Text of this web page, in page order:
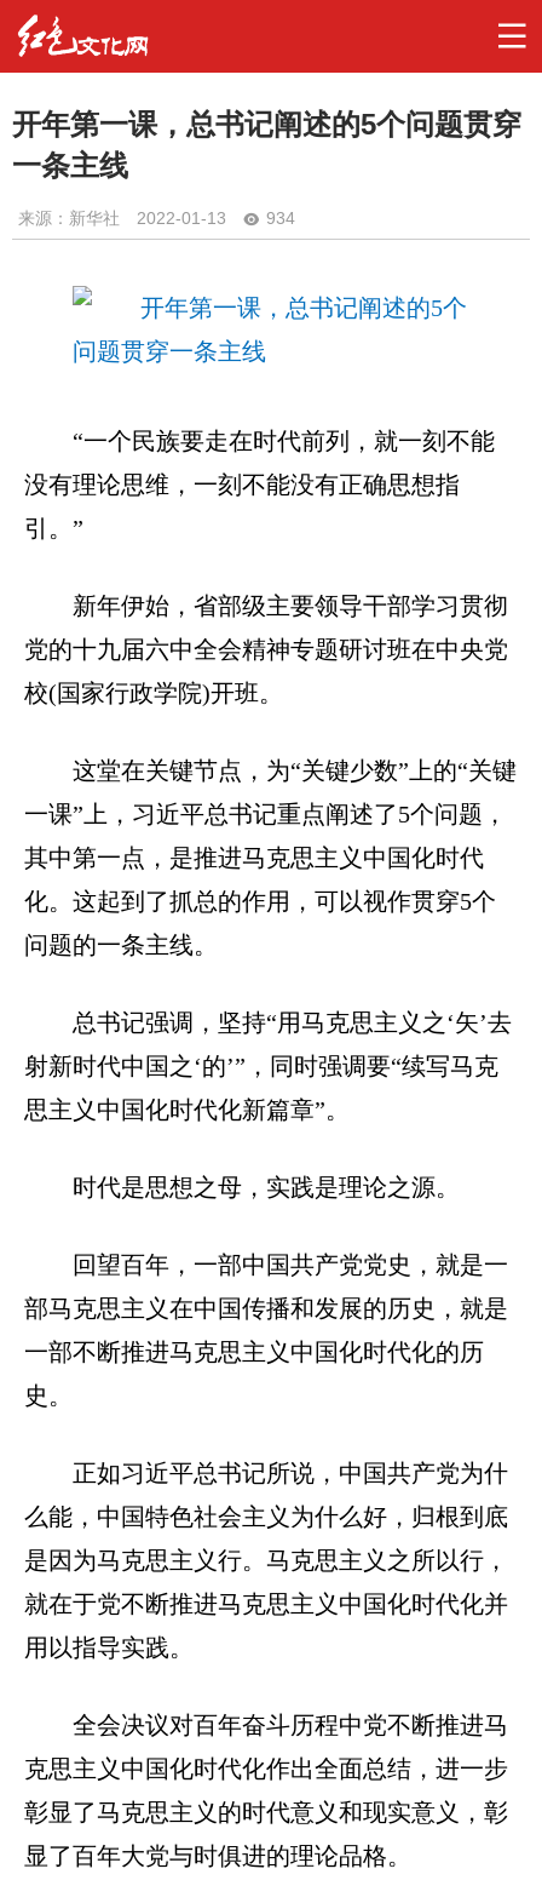
开年第一课，总书记阐述的5个问题贯穿
一条主线
来源：新华社 2022-01-13 934
“一个民族要走在时代前列，就一刻不能
没有理论思维，一刻不能没有正确思想指
引。”
新年伊始，省部级主要领导干部学习贯彻
党的十九届六中全会精神专题研讨班在中央党
校(国家行政学院)开班。
这堂在关键节点，为“关键少数”上的“关键
一课”上，习近平总书记重点阐述了5个问题，
其中第一点，是推进马克思主义中国化时代
化。这起到了抓总的作用，可以视作贯穿5个
问题的一条主线。
总书记强调，坚持“用马克思主义之‘矢’去
射新时代中国之‘的’”，同时强调要“续写马克
思主义中国化时代化新篇章”。
时代是思想之母，实践是理论之源。
回望百年，一部中国共产党党史，就是一
部马克思主义在中国传播和发展的历史，就是
一部不断推进马克思主义中国化时代化的历
史。
正如习近平总书记所说，中国共产党为什
么能，中国特色社会主义为什么好，归根到底
是因为马克思主义行。马克思主义之所以行，
就在于党不断推进马克思主义中国化时代化并
用以指导实践。
全会决议对百年奋斗历程中党不断推进马
克思主义中国化时代化作出全面总结，进一步
彰显了马克思主义的时代意义和现实意义，彰
显了百年大党与时俱进的理论品格。